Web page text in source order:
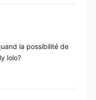
la possibilité de
lolo?